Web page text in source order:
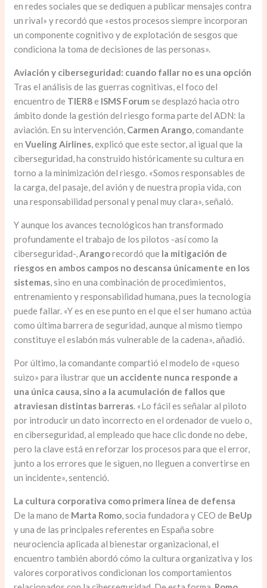
en redes sociales que se dediquen a publicar mensajes contra
un rival» y recordó que «estos procesos siempre incorporan
un componente cognitivo y de explotación de sesgos que
condiciona la toma de decisiones de las personas».
Aviación y ciberseguridad: cuando fallar no es una opción
Tras el análisis de las guerras cognitivas, el foco del
encuentro de TIER8e ISMS Forum se desplazó hacia otro
ámbito donde la gestión del riesgo forma parte del ADN: la
aviación. En su intervención, Carmen Arango, comandante
enVueling Airlines, explicó que este sector, al igual que la
ciberseguridad, ha construido históricamente su cultura en
torno a la minimización del riesgo. «Somos responsables de
la carga, del pasaje, del avión y de nuestra propia vida, con
una responsabilidad personal y penal muy clara», señaló.
Y aunque los avances tecnológicos han transformado
profundamente el trabajo de los pilotos -así como la
ciberseguridad-,Arangorecordó que la mitigación de
riesgos en ambos campos no descansa únicamente en los
sistemas, sino en una combinación de procedimientos,
entrenamiento y responsabilidad humana, pues la tecnología
puede fallar. «Y es en ese punto en el que el ser humano actúa
como última barrera de seguridad, aunque al mismo tiempo
constituye el eslabón más vulnerable de la cadena», añadió.
Por último, la comandante compartió el modelo de «queso
suizo» para ilustrar que un accidente nunca responde a
una única causa, sino a la acumulación de fallos que
atraviesan distintas barreras. «Lo fácil es señalar al piloto
por introducir un dato incorrecto en el ordenador de vuelo o,
en ciberseguridad, al empleado que hace clic donde no debe,
pero la clave está en reforzar los procesos para que el error,
junto a los errores que le siguen, no lleguen a convertirse en
un incidente», sentenció.
La cultura corporativa como primera línea de defensa
De la mano de Marta Romo, socia fundadora y CEO de BeUp
y una de las principales referentes en España sobre
neurociencia aplicada al bienestar organizacional, el
encuentro también abordó cómo la cultura organizativa y los
valores corporativos condicionan los comportamientos